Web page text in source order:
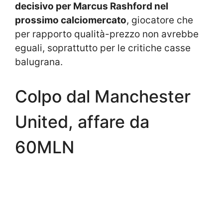
decisivo per Marcus Rashford nel
prossimo calciomercato, giocatore che
per rapporto qualità-prezzo non avrebbe
eguali, soprattutto per le critiche casse
balugrana.
Colpo dal Manchester
United, affare da
60MLN